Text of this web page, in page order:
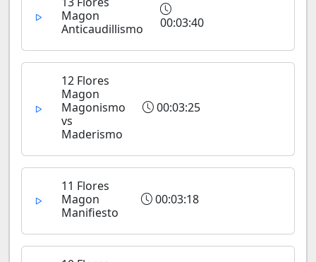
Magon
Anticaudillismo
00:03:40
12 Flores
Magon
Magonismo
vs
Maderismo
00:03:25
11 Flores
Magon
Manifiesto
00:03:18